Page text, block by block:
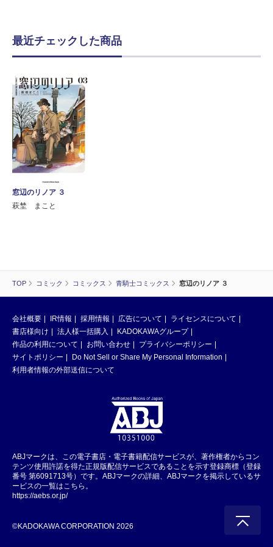
TOP コミック コミックス 青騎士コミックス 窓辺のリノア ３
最近チェックした商品
窓辺のリノア ３
萩埜 まこと
会社概要 IR情報 採用情報 広告について
ライセンスについて
書店様向け
法人様一括購入
KADOKAWAグループ
作品の利用について
お問い合わせ
プライバシーポリシー
サイトポリシー
Do Not Sell or Share My Personal Information
利用者情報の外部送信について
ABJマークは、この電子書店・電子書籍配信サービスが、著作権者からコン
テンツ使用許諾を得た正規版配信サービスであることを示す登録商標（登録
番号 第6091713号）です。ABJマークの詳細、ABJマークを掲示しているサ
ービスの一覧はこちら。
https://aebs.or.jp/
©KADOKAWA CORPORATION 2026